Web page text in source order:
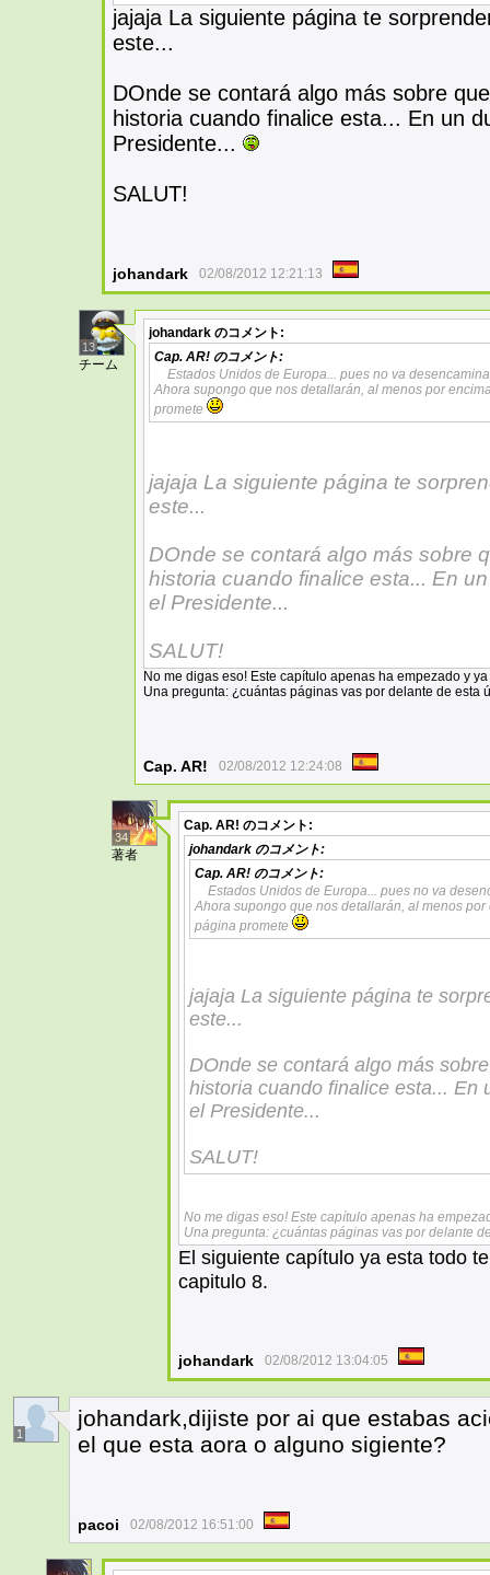
jajaja La siguiente página te
este...
DOnde se contará algo más sobre
historia cuando finalice esta... En un
Presidente...
SALUT!
johandark 02/08/2012 12:21:13
13
チーム
johandark のコメント:
Cap. AR! のコメント:
Estados Unidos de Europa... pues no va
Ahora supongo que nos detallarán, al menos por
promete
jajaja La siguiente página te
este...
DOnde se contará algo más sobre
historia cuando finalice esta... En
el Presidente...
SALUT!
No me digas eso! Este capítulo apenas ha empezado y
Una pregunta: ¿cuántas páginas vas por delante de esta
Cap. AR! 02/08/2012 12:24:08
34
著者
Cap. AR! のコメント:
johandark のコメント:
Cap. AR! のコメント:
Estados Unidos de Europa... pues no va
Ahora supongo que nos detallarán, al menos
página promete
jajaja La siguiente página te
este...
DOnde se contará algo más
historia cuando finalice esta... En
el Presidente...
SALUT!
No me digas eso! Este capítulo apenas ha
Una pregunta: ¿cuántas páginas vas por delante
El siguiente capítulo ya esta todo
capitulo 8.
johandark 02/08/2012 13:04:05
1
johandark,dijiste por ai que estabas
el que esta aora o alguno sigiente?
pacoi 02/08/2012 16:51:00